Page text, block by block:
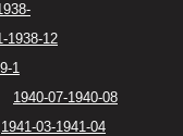
1938-12
1
1940-07-1940-08
1941-03-1941-04